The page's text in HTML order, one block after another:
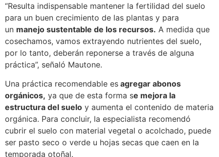
“Resulta indispensable mantener la fertilidad del suelo
para un buen crecimiento de las plantas y para
un manejo sustentable de los recursos. A medida que
cosechamos, vamos extrayendo nutrientes del suelo,
por lo tanto, deberán reponerse a través de alguna
práctica”, señaló Mautone.
Una práctica recomendable es agregar abonos
orgánicos, ya que de esta forma se mejora la
estructura del suelo y aumenta el contenido de materia
orgánica. Para concluir, la especialista recomendó
cubrir el suelo con material vegetal o acolchado, puede
ser pasto seco o verde u hojas secas que caen en la
temporada otoñal.